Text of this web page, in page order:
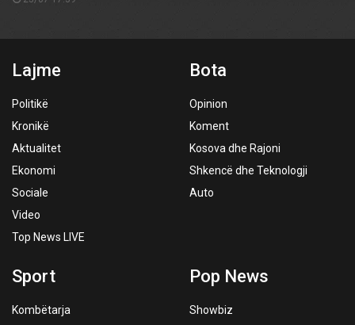
Lajme
Politikë
Kronikë
Aktualitet
Ekonomi
Sociale
Video
Top News LIVE
Bota
Opinion
Koment
Kosova dhe Rajoni
Shkencë dhe Teknologji
Auto
Sport
Kombëtarja
Pop News
Showbiz